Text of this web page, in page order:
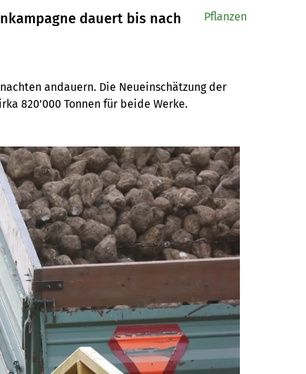
dauert bis nach
andauern. Die Neueinschätzung der
820'000 Tonnen für beide Werke.
Pflanzen